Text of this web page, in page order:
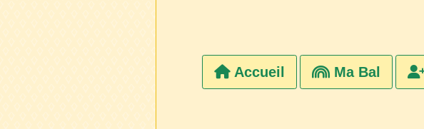
Accueil Ma Bal